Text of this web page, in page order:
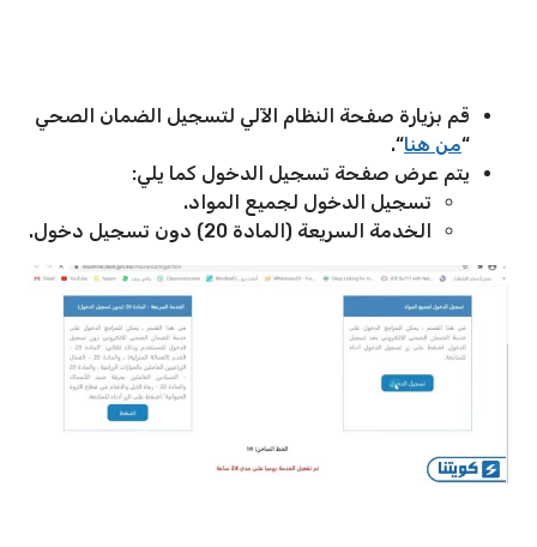
قم بزيارة صفحة النظام الآلي لتسجيل الضمان الصحي
“من هنا“.
يتم عرض صفحة تسجيل الدخول كما يلي:
تسجيل الدخول لجميع المواد.
الخدمة السريعة (المادة 20) دون تسجيل دخول.